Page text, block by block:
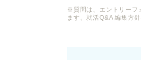
か迷っていま
※質問は、エントリーフ
ます。就活Q&A 編集方針